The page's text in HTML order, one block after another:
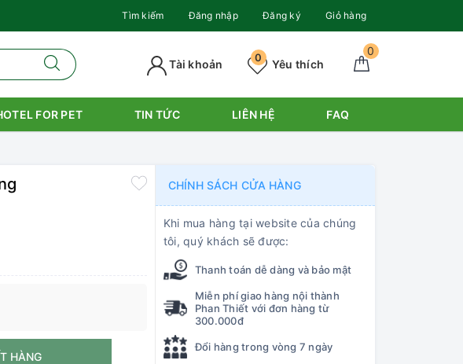
Tìm kiếm Đăng nhập Đăng ký Giỏ hàng
0
Yêu thích
0
Tài khoản
FOR PET TIN TỨC LIÊN HỆ FAQ
HÀNG
CHÍNH SÁCH CỬA HÀNG
Khi mua hàng tại website của chúng
tôi, quý khách sẽ được:
Thanh toán dễ dàng và bảo mật
Miễn phí giao hàng nội thành
Phan Thiết với đơn hàng từ
300.000đ
Đổi hàng trong vòng 7 ngày